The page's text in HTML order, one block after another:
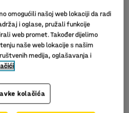
Slični proizvodi
omogućili našoj web lokaciji da radi
i oglase, pružali funkcije
web promet. Također dijelimo
naše web lokacije s našim
medija, oglašavanja i
kolačića